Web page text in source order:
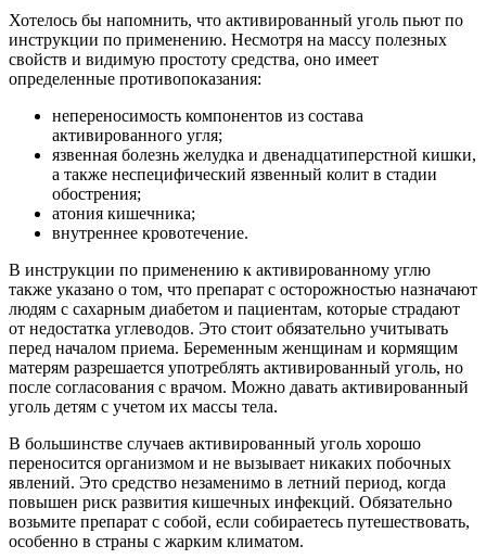
Хотелось бы напомнить, что активированный уголь пьют по
инструкции по применению. Несмотря на массу полезных
свойств и видимую простоту средства, оно имеет
определенные противопоказания:
непереносимость компонентов из состава
активированного угля;
язвенная болезнь желудка и двенадцатиперстной кишки,
а также неспецифический язвенный колит в стадии
обострения;
атония кишечника;
внутреннее кровотечение.
В инструкции по применению к активированному углю
также указано о том, что препарат с осторожностью назначают
людям с сахарным диабетом и пациентам, которые страдают
от недостатка углеводов. Это стоит обязательно учитывать
перед началом приема. Беременным женщинам и кормящим
матерям разрешается употреблять активированный уголь, но
после согласования с врачом. Можно давать активированный
уголь детям с учетом их массы тела.
В большинстве случаев активированный уголь хорошо
переносится организмом и не вызывает никаких побочных
явлений. Это средство незаменимо в летний период, когда
повышен риск развития кишечных инфекций. Обязательно
возьмите препарат с собой, если собираетесь путешествовать,
особенно в страны с жарким климатом.